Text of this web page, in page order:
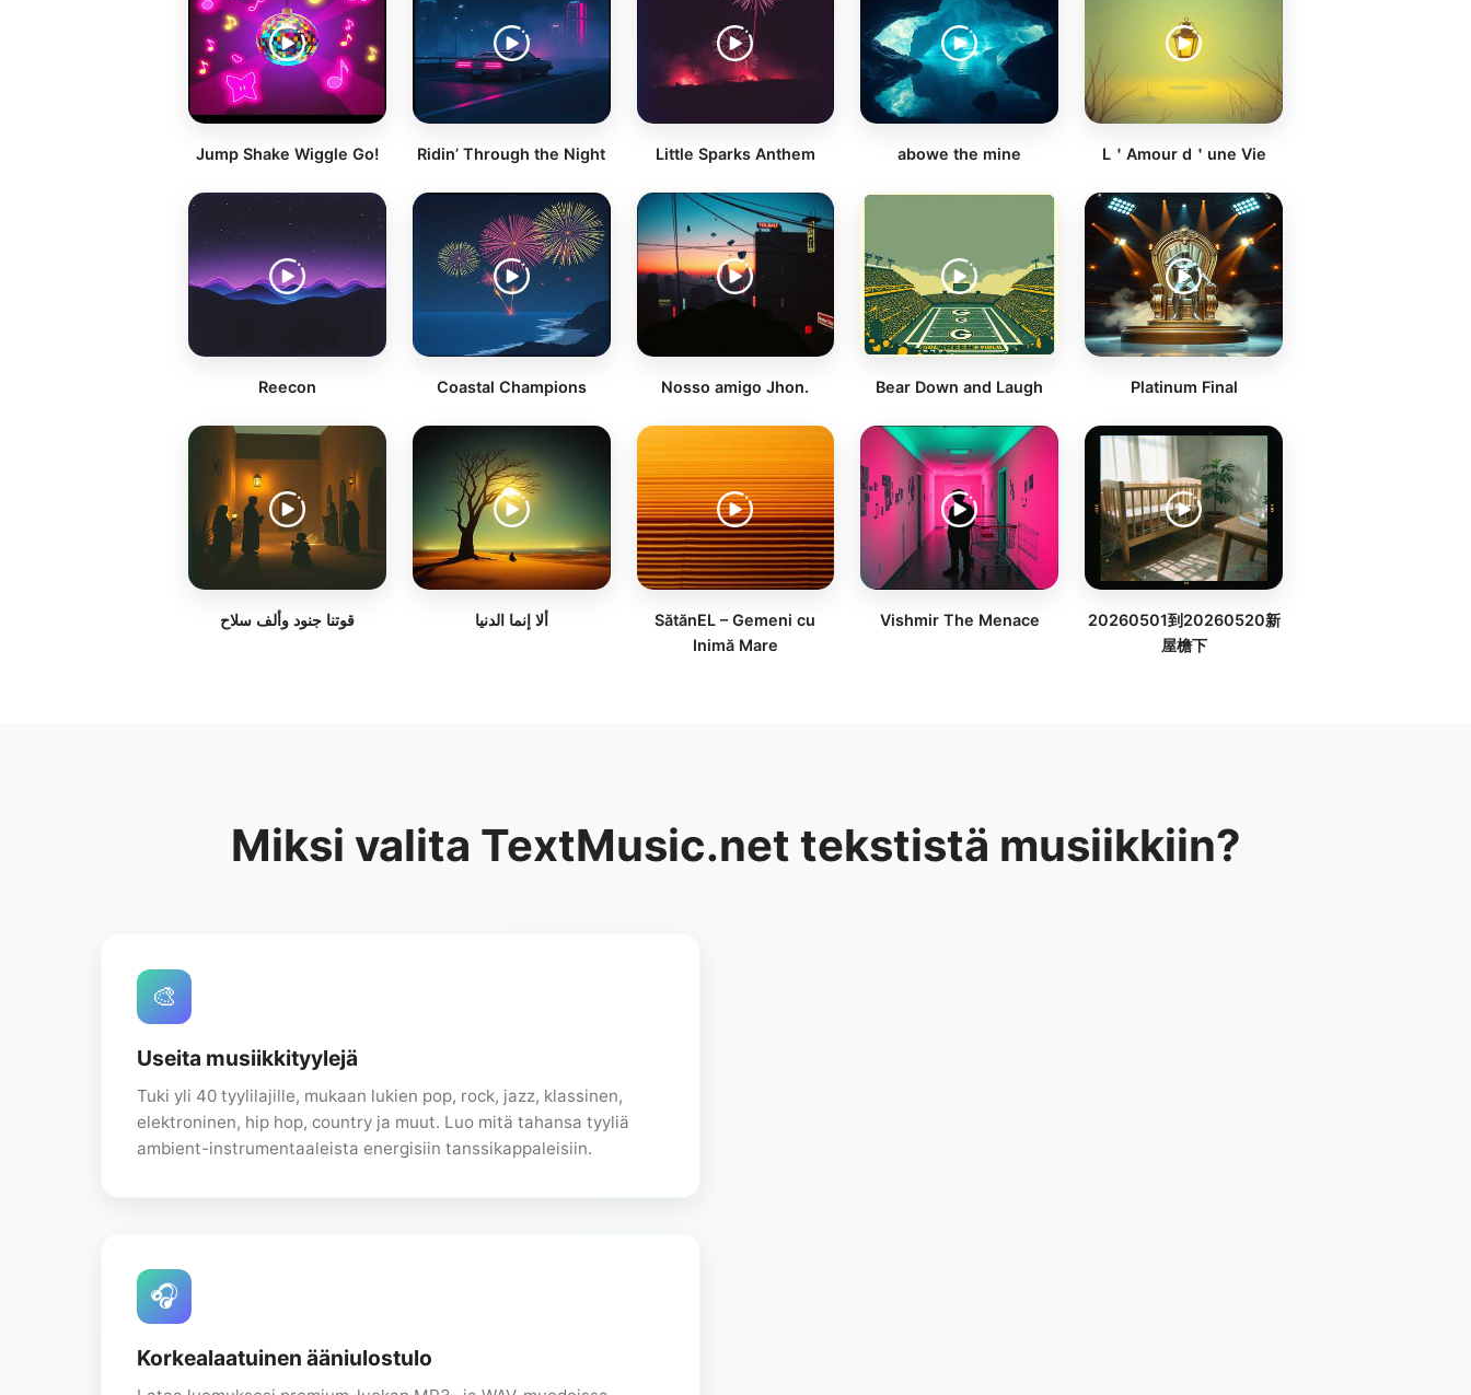
Jump Shake Wiggle Go! Ridin’ Through the Night Little Sparks Anthem abowe the mine L＇Amour d＇une Vie
Reecon Coastal Champions Nosso amigo Jhon. Bear Down and Laugh Platinum Final
قوتنا جنود وألف سلاح ألا إنما الدنيا
SătănEL – Gemeni cu
Inimă Mare
Vishmir The Menace
20260501到20260520新
屋檐下
Miksi valita TextMusic.net tekstistä musiikkiin?
🎨
Useita musiikkityylejä
Tuki yli 40 tyylilajille, mukaan lukien pop, rock, jazz, klassinen,
elektroninen, hip hop, country ja muut. Luo mitä tahansa tyyliä
ambient-instrumentaaleista energisiin tanssikappaleisiin.
🎧
Korkealaatuinen ääniulostulo